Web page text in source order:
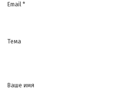
Email *
Тема
Ваше имя